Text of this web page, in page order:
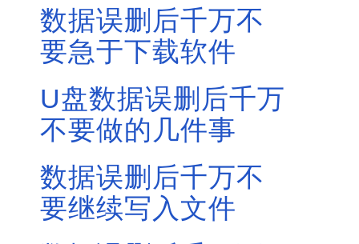
数据误删后千万不
要急于下载软件
U盘数据误删后千万
不要做的几件事
数据误删后千万不
要继续写入文件